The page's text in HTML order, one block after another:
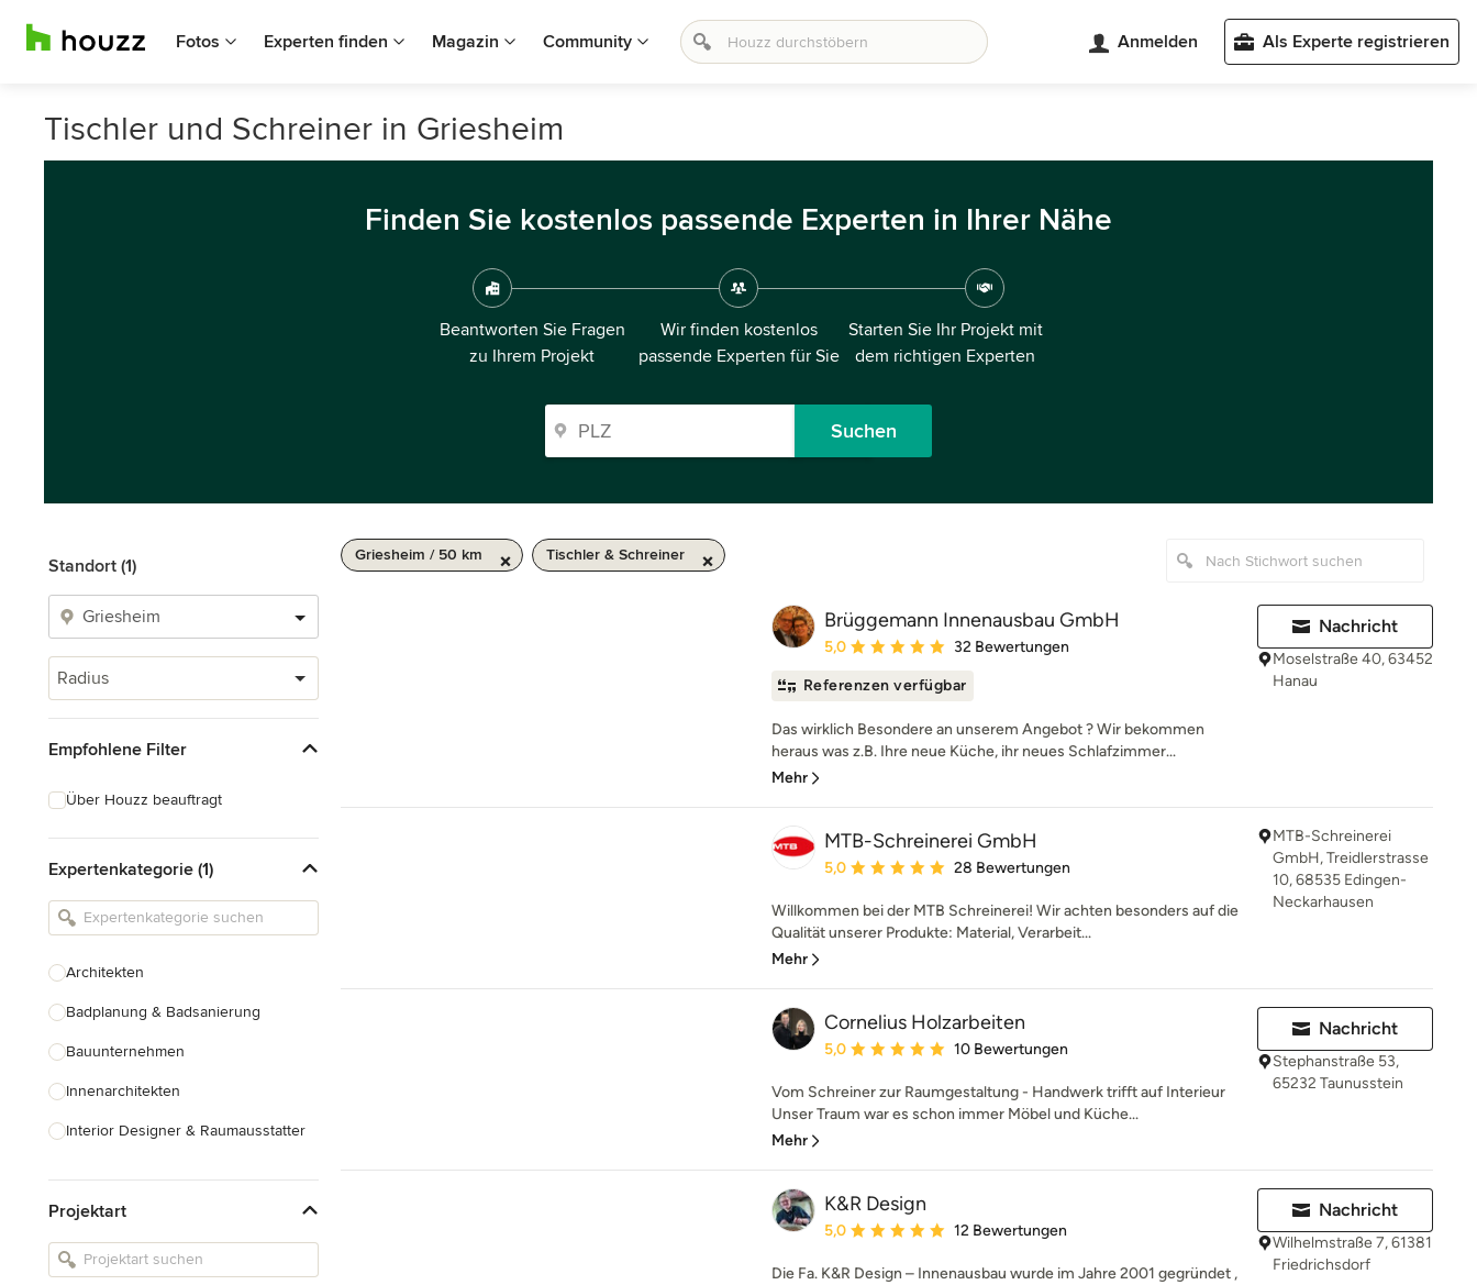
Fotos Experten finden Magazin Community Anmelden Als Experte registrieren
Tischler und Schreiner in Griesheim
Finden Sie kostenlos passende Experten in Ihrer Nähe
Beantworten Sie Fragen
zu Ihrem Projekt
Wir finden kostenlos
passende Experten für Sie
Starten Sie Ihr Projekt mit
dem richtigen Experten
Suchen
Standort (1)
Radius
Empfohlene Filter
Über Houzz beauftragt
Expertenkategorie (1)
Architekten
Badplanung & Badsanierung
Bauunternehmen
Innenarchitekten
Interior Designer & Raumausstatter
Landschaftsarchitekten
Armaturen & Sanitärbedarf
Projektart
Griesheim / 50 km Tischler & Schreiner
Brüggemann Innenausbau GmbH
Durchschnittliche Bewertung: 5 von 5 Sternen
5,0 32 Bewertungen
Referenzen verfügbar
Das wirklich Besondere an unserem Angebot ? Wir bekommen
heraus was z.B. Ihre neue Küche, ihr neues Schlafzimmer...
Mehr
Nachricht
Moselstraße 40, 63452
Hanau
MTB-Schreinerei GmbH
Durchschnittliche Bewertung: 5 von 5 Sternen
5,0 28 Bewertungen
Willkommen bei der MTB Schreinerei! Wir achten besonders auf die
Qualität unserer Produkte: Material, Verarbeit...
Mehr
MTB-Schreinerei
GmbH, Treidlerstrasse
10, 68535 Edingen-
Neckarhausen
Cornelius Holzarbeiten
Durchschnittliche Bewertung: 5 von 5 Sternen
5,0 10 Bewertungen
Vom Schreiner zur Raumgestaltung - Handwerk trifft auf Interieur
Unser Traum war es schon immer Möbel und Küche...
Mehr
Nachricht
Stephanstraße 53,
65232 Taunusstein
K&R Design
Durchschnittliche Bewertung: 5 von 5 Sternen
5,0 12 Bewertungen
Die Fa. K&R Design – Innenausbau wurde im Jahre 2001 gegründet ,
Nachricht
Wilhelmstraße 7, 61381
Friedrichsdorf